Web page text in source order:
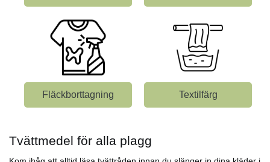
Fläckborttagning Textilfärg
Tvättmedel för alla plagg